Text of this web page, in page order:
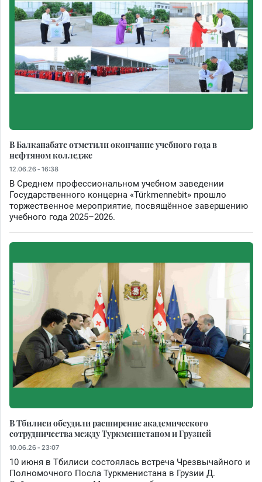
В Балканабате отметили окончание учебного года в
нефтяном колледже
12.06.26 - 16:38
В Среднем профессиональном учебном заведении
Государственного концерна «Türkmennebit» прошло
торжественное мероприятие, посвящённое завершению
учебного года 2025–2026.
В Тбилиси обсудили расширение академического
сотрудничества между Туркменистаном и Грузией
10.06.26 - 23:07
10 июня в Тбилиси состоялась встреча Чрезвычайного и
Полномочного Посла Туркменистана в Грузии Д.